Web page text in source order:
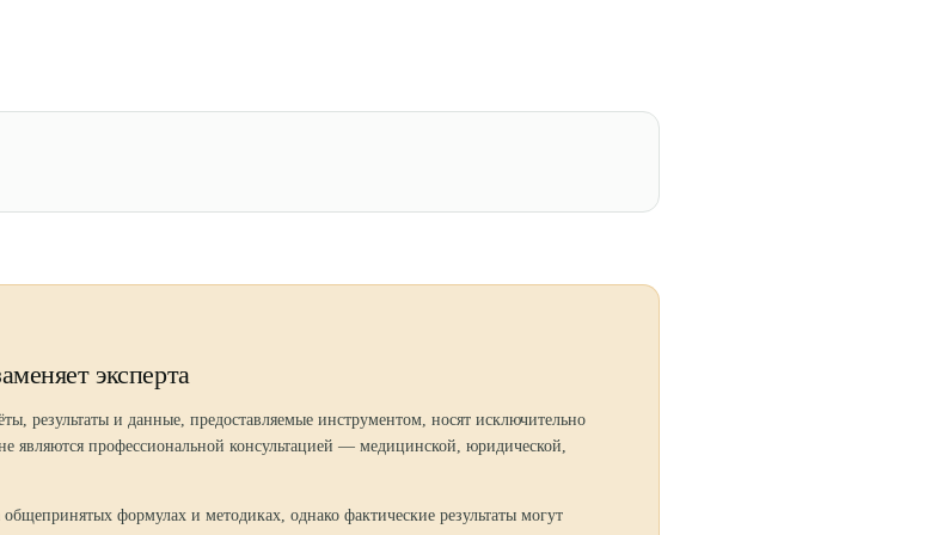
эксперта
результаты и данные, предоставляемые инструментом, носят исключительно
являются профессиональной консультацией — медицинской, юридической,
общепринятых формулах и методиках, однако фактические результаты могут